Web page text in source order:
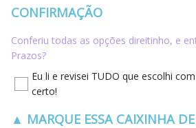
CONFIRMAÇÃO
Conferiu todas as opções direitinho, e
Prazos?
Eu li e revisei TUDO que escolhi
certo!
▲ MARQUE ESSA CAIXINHA